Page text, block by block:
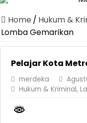
Canangkan Desa
Pemprov Lampung
Dirut Jasa Raharja
Pastikan Pelayanan
Jasa Raharja Jamin
Home / Hukum &
Lomba Gemarikan
Pelajar Kota
merdeka
Hukum & Kriminal,